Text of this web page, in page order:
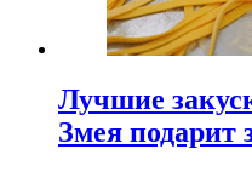
Лучшие
Змея подарит